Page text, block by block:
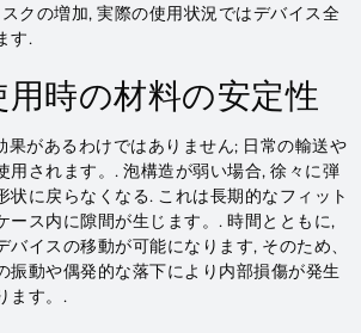
クの増加, 実際の使用状況ではデバイス全
す.
時の材料の安定性
果があるわけではありません; 日常の輸送や
用されます。. 泡構造が弱い場合, 徐々に弾
状に戻らなくなる. これは長期的なフィット
ース内に隙間が生じます。. 時間とともに,
バイスの移動が可能になります, そのため、
振動や偶発的な落下により内部損傷が発生
ます。.